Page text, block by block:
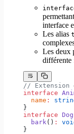
interface
Les alias
Les deux
différente
// Extension
interface
  name
:
}
interface Dog
  bark
() :
}